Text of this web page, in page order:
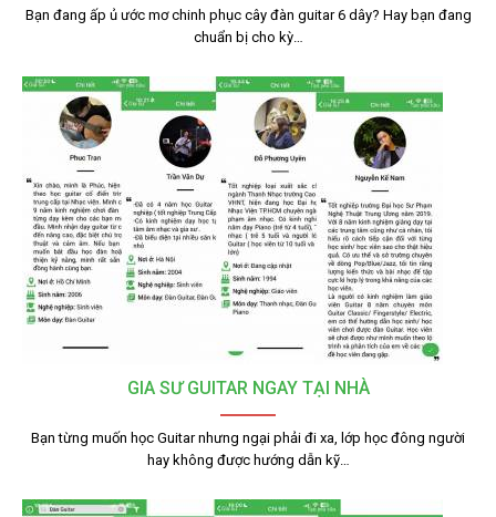
Bạn đang ấp ủ ước mơ chinh phục cây đàn guitar 6 dây? Hay bạn đang
chuẩn bị cho kỳ…
GIA SƯ GUITAR NGAY TẠI NHÀ
Bạn từng muốn học Guitar nhưng ngại phải đi xa, lớp học đông người
hay không được hướng dẫn kỹ…